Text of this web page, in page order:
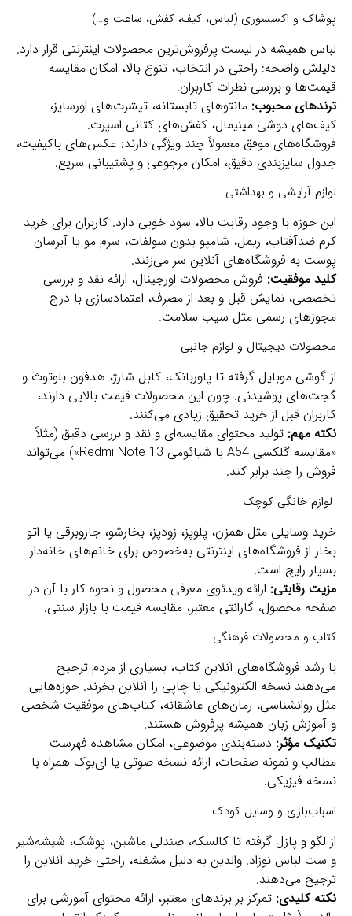
پوشاک و اکسسوری (لباس، کیف، کفش، ساعت و…)
لباس همیشه در لیست پرفروش‌ترین محصولات اینترنتی قرار دارد.
دلیلش واضحه: راحتی در انتخاب، تنوع بالا، امکان مقایسه
قیمت‌ها و بررسی نظرات کاربران.
ترندهای محبوب: مانتوهای تابستانه، تیشرت‌های اورسایز،
کیف‌های دوشی مینیمال، کفش‌های کتانی اسپرت.
فروشگاه‌های موفق معمولاً چند ویژگی دارند: عکس‌های باکیفیت،
جدول سایزبندی دقیق، امکان مرجوعی و پشتیبانی سریع.
لوازم آرایشی و بهداشتی
این حوزه با وجود رقابت بالا، سود خوبی دارد. کاربران برای خرید
کرم ضدآفتاب، ریمل، شامپو بدون سولفات، سرم مو یا آبرسان
پوست به فروشگاه‌های آنلاین سر می‌زنند.
کلید موفقیت: فروش محصولات اورجینال، ارائه نقد و بررسی
تخصصی، نمایش قبل و بعد از مصرف، اعتمادسازی با درج
مجوزهای رسمی مثل سیب سلامت.
محصولات دیجیتال و لوازم جانبی
از گوشی موبایل گرفته تا پاوربانک، کابل شارژ، هدفون بلوتوث و
گجت‌های پوشیدنی. چون این محصولات قیمت بالایی دارند،
کاربران قبل از خرید تحقیق زیادی می‌کنند.
نکته مهم: تولید محتوای مقایسه‌ای و نقد و بررسی دقیق (مثلاً
«مقایسه گلکسی A54 با شیائومی Redmi Note 13») می‌تواند
فروش را چند برابر کند.
لوازم خانگی کوچک
خرید وسایلی مثل همزن، پلوپز، زودپز، بخارشو، جاروبرقی یا اتو
بخار از فروشگاه‌های اینترنتی به‌خصوص برای خانم‌های خانه‌دار
بسیار رایج است.
مزیت رقابتی: ارائه ویدئوی معرفی محصول و نحوه کار با آن در
صفحه محصول، گارانتی معتبر، مقایسه قیمت با بازار سنتی.
کتاب و محصولات فرهنگی
با رشد فروشگاه‌های آنلاین کتاب، بسیاری از مردم ترجیح
می‌دهند نسخه الکترونیکی یا چاپی را آنلاین بخرند. حوزه‌هایی
مثل روانشناسی، رمان‌های عاشقانه، کتاب‌های موفقیت شخصی
و آموزش زبان همیشه پرفروش هستند.
تکنیک مؤثر: دسته‌بندی موضوعی، امکان مشاهده فهرست
مطالب و نمونه صفحات، ارائه نسخه صوتی یا ای‌بوک همراه با
نسخه فیزیکی.
اسباب‌بازی و وسایل کودک
از لگو و پازل گرفته تا کالسکه، صندلی ماشین، پوشک، شیشه‌شیر
و ست لباس نوزاد. والدین به دلیل مشغله، راحتی خرید آنلاین را
ترجیح می‌دهند.
نکته کلیدی: تمرکز بر برندهای معتبر، ارائه محتوای آموزشی برای